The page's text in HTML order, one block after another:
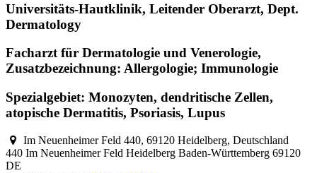
Universitäts-Hautklinik, Leitender Oberarzt, Dept.
Dermatology
Facharzt für Dermatologie und Venerologie,
Zusatzbezeichnung: Allergologie; Immunologie
Spezialgebiet: Monozyten, dendritische Zellen,
atopische Dermatitis, Psoriasis, Lupus
Im Neuenheimer Feld 440, 69120 Heidelberg, Deutschland
440 Im Neuenheimer Feld Heidelberg Baden-Württemberg 69120
DE